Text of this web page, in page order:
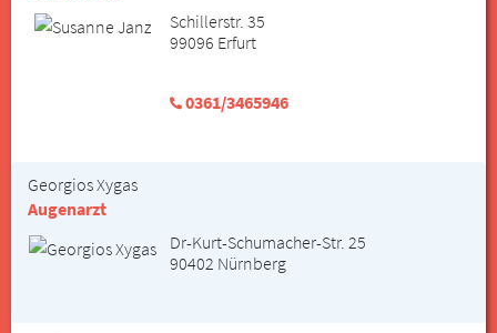
Schillerstr. 35
99096 Erfurt
0361/3465946
Georgios Xygas
Augenarzt
Dr-Kurt-Schumacher-Str. 25
90402 Nürnberg